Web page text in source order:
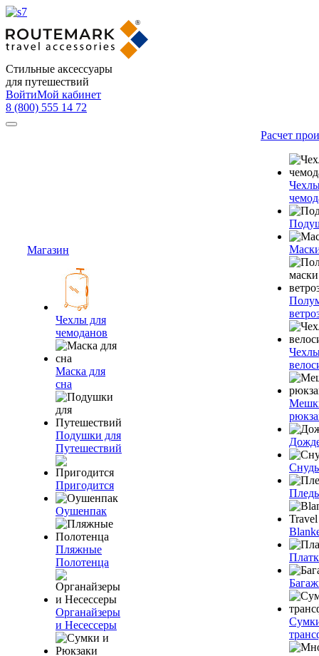
Стильные аксессуары
для путешествий
ВойтиМой кабинет
8 (800) 555 14 72
Магазин
Чехлы для
чемоданов
Маска для
сна
Подушки для
Путешествий
Пригодится
Оушенпак
Пляжные
Полотенца
Органайзеры
и Несессеры
Расчет